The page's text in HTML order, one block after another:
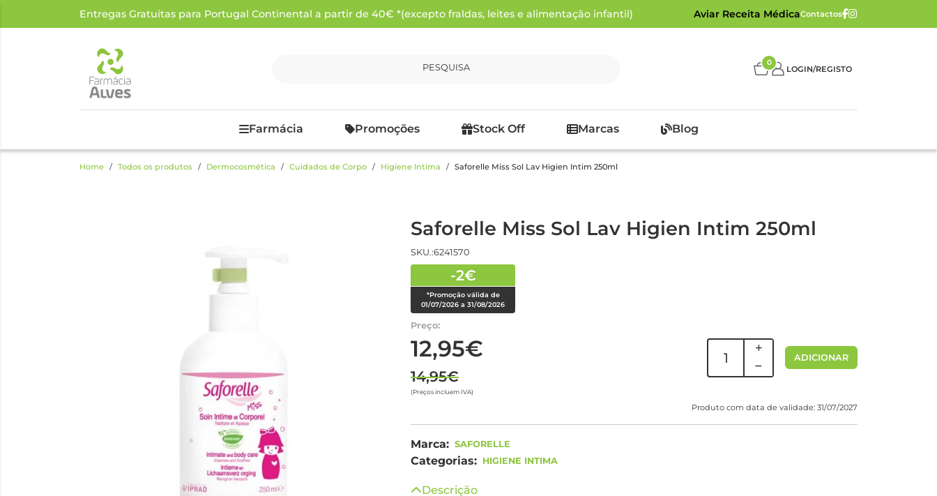
Entregas Gratuitas para Portugal Continental a partir de 40€ *(excepto fraldas, leites e alimentação infantil) Aviar Receita MédicaContactos
PESQUISA 0
LOGIN/REGISTO
Farmácia Promoções Stock Off Marcas Blog
Home Todos os produtos Dermocosmética Cuidados de Corpo Higiene Intima Saforelle Miss Sol Lav Higien Intim 250ml
Saforelle Miss Sol Lav Higien Intim 250ml
SKU.:6241570
-2€
*Promoção válida de
01/07/2026 a 31/08/2026
Preço:
12,95€
14,95€
(Preços incluem IVA)
ADICIONAR
Produto com data de validade: 31/07/2027
Marca: SAFORELLE
Categorias: HIGIENE INTIMA
Descrição